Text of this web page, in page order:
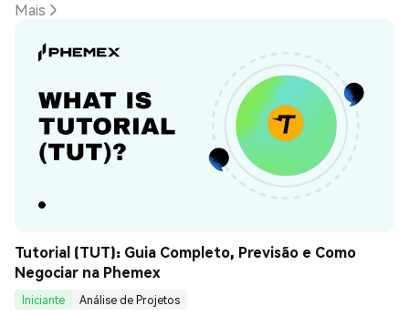
Mais
Tutorial (TUT): Guia Completo, Previsão e Como
Negociar na Phemex
Iniciante
Análise de Projetos